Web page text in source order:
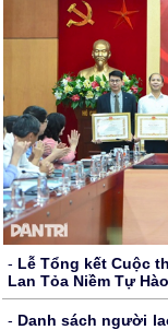
- Lễ Tổng kết Cuộc
Lan Tỏa Niềm Tự
- Danh sách người